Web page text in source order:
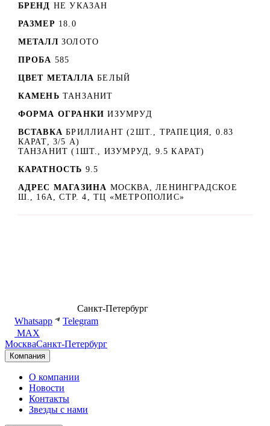
БРЕНД НЕ УКАЗАН
РАЗМЕР 18.0
МЕТАЛЛ ЗОЛОТО
ПРОБА 585
ЦВЕТ МЕТАЛЛА БЕЛЫЙ
КАМЕНЬ ТАНЗАНИТ
ФОРМА ОГРАНКИ ИЗУМРУД
ВСТАВКА БРИЛЛИАНТ (2ШТ., ТРАПЕЦИЯ, 0.83
КАРАТ, 3/5 А)
ТАНЗАНИТ (1ШТ., ИЗУМРУД, 9.5 КАРАТ)
КАРАТНОСТЬ 9.5
АДРЕС МАГАЗИНА МОСКВА, ЛЕНИНГРАДСКОЕ
Ш., 16А, СТР. 4, ТЦ «МЕТРОПОЛИС»
Санкт-Петербург
Whatsapp
Telegram
MAX
МоскваСанкт-Петербург
Компания
О компании
Новости
Контакты
Звезды с нами